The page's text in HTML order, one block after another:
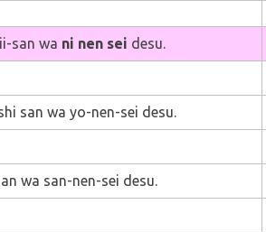
san wa ni nen sei desu.
san wa yo-nen-sei desu.
wa san-nen-sei desu.